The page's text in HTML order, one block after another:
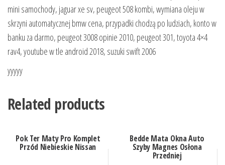
mini samochody, jaguar xe sv, peugeot 508 kombi, wymiana oleju w
skrzyni automatycznej bmw cena, przypadki chodzą po ludziach, konto w
banku za darmo, peugeot 3008 opinie 2010, peugeot 301, toyota 4×4
rav4, youtube w tle android 2018, suzuki swift 2006
yyyyy
Related products
Pok Ter Maty Pro Komplet
Przód Niebieskie Nissan
Bedde Mata Okna Auto
Szyby Magnes Osłona
Przedniej